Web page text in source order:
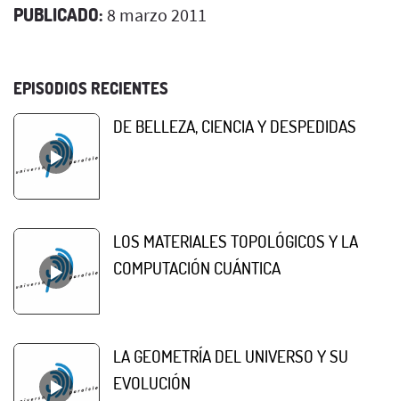
PUBLICADO: 8 marzo 2011
EPISODIOS RECIENTES
DE BELLEZA, CIENCIA Y DESPEDIDAS
LOS MATERIALES TOPOLÓGICOS Y LA
COMPUTACIÓN CUÁNTICA
LA GEOMETRÍA DEL UNIVERSO Y SU
EVOLUCIÓN